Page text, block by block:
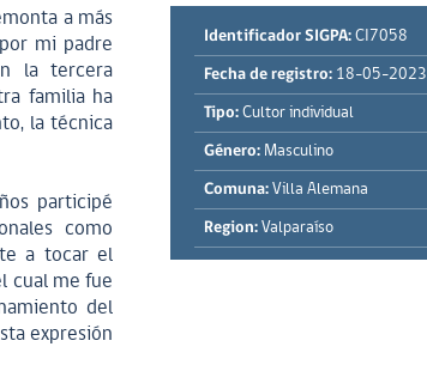
a más
mi padre
la tercera
familia ha
la técnica
participé
como
a tocar el
cual me fue
del
expresión
Identificador SIGPA: CI7058
Fecha de registro: 18-05-2023
Tipo: Cultor individual
Género: Masculino
Comuna: Villa Alemana
Region: Valparaíso